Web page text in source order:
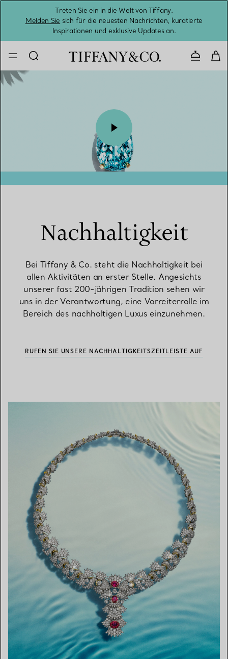
Treten Sie ein in die Welt von Tiffany.
Melden Sie sich für die neuesten Nachrichten, kuratierte
Inspirationen und exklusive Updates an.
Nachhaltigkeit
Bei Tiffany & Co. steht die Nachhaltigkeit bei
allen Aktivitäten an erster Stelle. Angesichts
unserer fast 200-jährigen Tradition sehen wir
uns in der Verantwortung, eine Vorreiterrolle im
Bereich des nachhaltigen Luxus einzunehmen.
RUFEN SIE UNSERE NACHHALTIGKEITSZEITLEISTE AUF